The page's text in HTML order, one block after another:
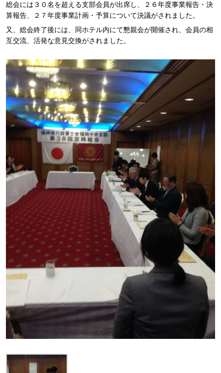
総会には３０名を超える支部会員が出席し、２６年度事業報告・決
算報告、２７年度事業計画・予算について決議がされました。
又、総会終了後には、同ホテル内にて懇親会が開催され、会員の相
互交流、活発な意見交換がされました。